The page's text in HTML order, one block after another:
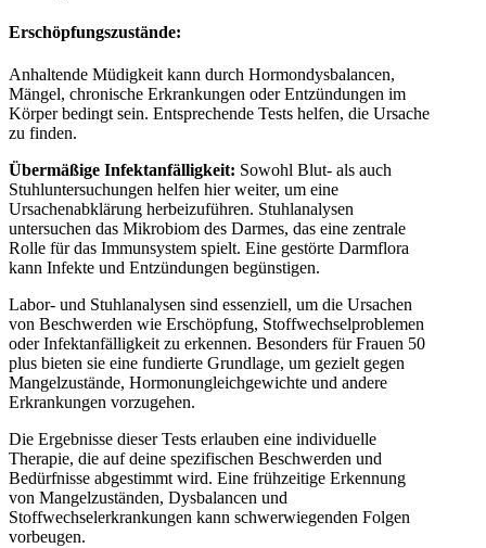
Erschöpfungszustände:
Anhaltende Müdigkeit kann durch Hormondysbalancen,
Mängel, chronische Erkrankungen oder Entzündungen im
Körper bedingt sein. Entsprechende Tests helfen, die Ursache
zu finden.
Übermäßige Infektanfälligkeit: Sowohl Blut- als auch
Stuhluntersuchungen helfen hier weiter, um eine
Ursachenabklärung herbeizuführen. Stuhlanalysen
untersuchen das Mikrobiom des Darmes, das eine zentrale
Rolle für das Immunsystem spielt. Eine gestörte Darmflora
kann Infekte und Entzündungen begünstigen.
Labor- und Stuhlanalysen sind essenziell, um die Ursachen
von Beschwerden wie Erschöpfung, Stoffwechselproblemen
oder Infektanfälligkeit zu erkennen. Besonders für Frauen 50
plus bieten sie eine fundierte Grundlage, um gezielt gegen
Mangelzustände, Hormonungleichgewichte und andere
Erkrankungen vorzugehen.
Die Ergebnisse dieser Tests erlauben eine individuelle
Therapie, die auf deine spezifischen Beschwerden und
Bedürfnisse abgestimmt wird. Eine frühzeitige Erkennung
von Mangelzuständen, Dysbalancen und
Stoffwechselerkrankungen kann schwerwiegenden Folgen
vorbeugen.